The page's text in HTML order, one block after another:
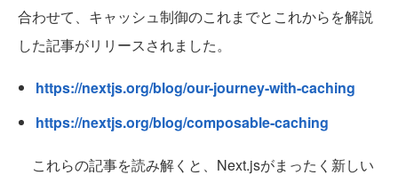
合わせて、キャッシュ制御のこれまでとこれからを解説
した記事がリリースされました。
https://nextjs.org/blog/our-journey-with-caching
https://nextjs.org/blog/composable-caching
これらの記事を読み解くと、Next.jsがまったく新しい